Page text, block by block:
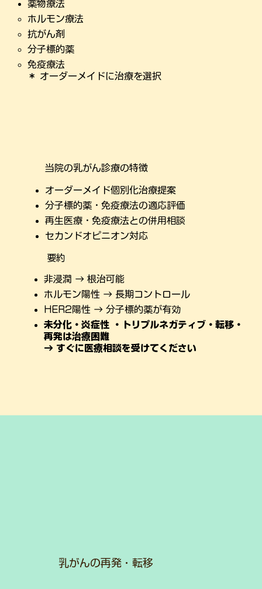
薬物療法
ホルモン療法
抗がん剤
分子標的薬
免疫療法
＊ オーダーメイドに治療を選択
当院の乳がん診療の特徴
オーダーメイド個別化治療提案
分子標的薬・免疫療法の適応評価
再生医療・免疫療法との併用相談
セカンドオピニオン対応
要約
非浸潤 → 根治可能
ホルモン陽性 → 長期コントロール
HER2陽性 → 分子標的薬が有効
未分化・炎症性 ・トリプルネガティブ・転移・
再発は治療困難
→ すぐに医療相談を受けてください
乳がんの再発・転移